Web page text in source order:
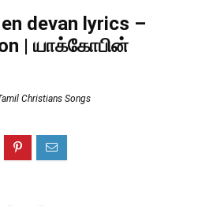
devan lyrics –
| யாக்கோபின்
Christians Songs